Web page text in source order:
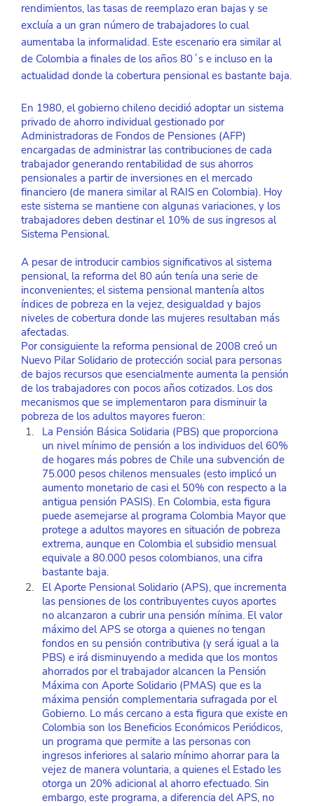
rendimientos, las tasas de reemplazo eran bajas y se
excluía a un gran número de trabajadores lo cual
aumentaba la informalidad. Este escenario era similar al
de Colombia a finales de los años 80´s e incluso en la
actualidad donde la cobertura pensional es bastante baja.
En 1980, el gobierno chileno decidió adoptar un sistema
privado de ahorro individual gestionado por
Administradoras de Fondos de Pensiones (AFP)
encargadas de administrar las contribuciones de cada
trabajador generando rentabilidad de sus ahorros
pensionales a partir de inversiones en el mercado
financiero (de manera similar al RAIS en Colombia). Hoy
este sistema se mantiene con algunas variaciones, y los
trabajadores deben destinar el 10% de sus ingresos al
Sistema Pensional.
A pesar de introducir cambios significativos al sistema
pensional, la reforma del 80 aún tenía una serie de
inconvenientes; el sistema pensional mantenía altos
índices de pobreza en la vejez, desigualdad y bajos
niveles de cobertura donde las mujeres resultaban más
afectadas.
Por consiguiente la reforma pensional de 2008 creó un
Nuevo Pilar Solidario de protección social para personas
de bajos recursos que esencialmente aumenta la pensión
de los trabajadores con pocos años cotizados. Los dos
mecanismos que se implementaron para disminuir la
pobreza de los adultos mayores fueron:
La Pensión Básica Solidaria (PBS) que proporciona
un nivel mínimo de pensión a los individuos del 60%
de hogares más pobres de Chile una subvención de
75.000 pesos chilenos mensuales (esto implicó un
aumento monetario de casi el 50% con respecto a la
antigua pensión PASIS). En Colombia, esta figura
puede asemejarse al programa Colombia Mayor que
protege a adultos mayores en situación de pobreza
extrema, aunque en Colombia el subsidio mensual
equivale a 80.000 pesos colombianos, una cifra
bastante baja.
El Aporte Pensional Solidario (APS), que incrementa
las pensiones de los contribuyentes cuyos aportes
no alcanzaron a cubrir una pensión mínima. El valor
máximo del APS se otorga a quienes no tengan
fondos en su pensión contributiva (y será igual a la
PBS) e irá disminuyendo a medida que los montos
ahorrados por el trabajador alcancen la Pensión
Máxima con Aporte Solidario (PMAS) que es la
máxima pensión complementaria sufragada por el
Gobierno. Lo más cercano a esta figura que existe en
Colombia son los Beneficios Económicos Periódicos,
un programa que permite a las personas con
ingresos inferiores al salario mínimo ahorrar para la
vejez de manera voluntaria, a quienes el Estado les
otorga un 20% adicional al ahorro efectuado. Sin
embargo, este programa, a diferencia del APS, no